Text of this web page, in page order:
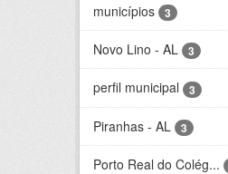
municípios 3
Novo Lino - AL 3
perfil municipal 3
Piranhas - AL 3
Porto Real do Colég...